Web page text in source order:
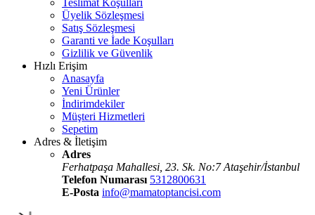
Üyelik Sözleşmesi
Satış Sözleşmesi
Garanti ve İade Koşulları
Gizlilik ve Güvenlik
Hızlı Erişim
Anasayfa
Yeni Ürünler
İndirimdekiler
Müşteri Hizmetleri
Sepetim
Adres & İletişim
Adres
Ferhatpaşa Mahallesi, 23. Sk. No:7 Ataşehir/İstanbul
Telefon Numarası 5312800631
E-Posta info@mamatoptancisi.com